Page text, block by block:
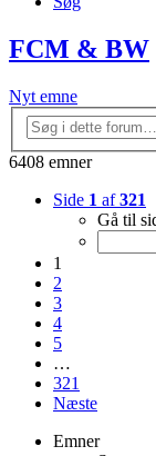
FCM & BW
Nyt emne
6408 emner
Side 1 af321
Gå til
1
2
3
4
5
…
321
Næste
Emner